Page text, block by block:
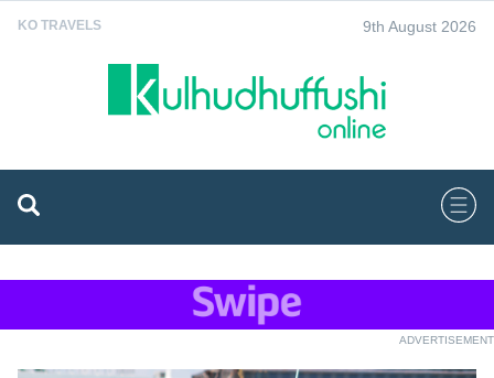
KO TRAVELS 9th August 2026
ADVERTISEMENT